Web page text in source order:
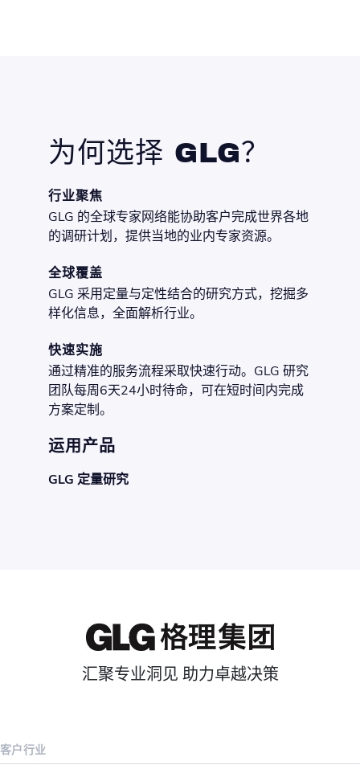
为何选择 GLG？
行业聚焦
GLG 的全球专家网络能协助客户完成世界各地
的调研计划，提供当地的业内专家资源。
全球覆盖
GLG 采用定量与定性结合的研究方式，挖掘多
样化信息，全面解析行业。
快速实施
通过精准的服务流程采取快速行动。GLG 研究
团队每周6天24小时待命，可在短时间内完成
方案定制。
运用产品
GLG 定量研究
汇聚专业洞见 助力卓越决策
客户行业